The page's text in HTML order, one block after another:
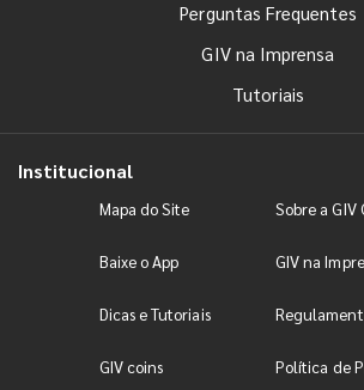
Perguntas Frequentes
GIV na Imprensa
Tutoriais
Institucional
Mapa do Site Sobre a GIV
Baixe o App GIV na
Dicas e Tutoriais
GIV coins Política de